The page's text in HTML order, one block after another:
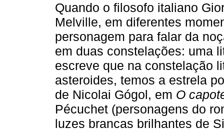
Quando o filosofo italiano
Melville, em diferentes
personagem para falar da
em duas constelações: uma
escreve que na constelação
asteroides, temos a estrela
de Nicolai Gógol, em O
Pécuchet (personagens do
luzes brancas brilhantes de